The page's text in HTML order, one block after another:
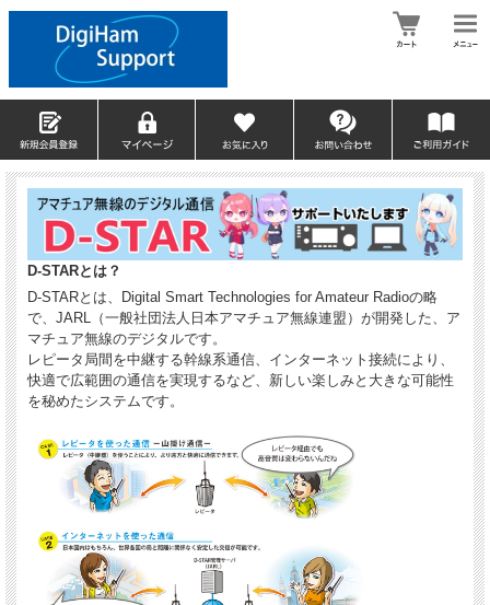
D-STARとは？
D-STARとは、Digital Smart Technologies for Amateur Radioの略
で、JARL（一般社団法人日本アマチュア無線連盟）が開発した、ア
マチュア無線のデジタルです。
レピータ局間を中継する幹線系通信、インターネット接続により、
快適で広範囲の通信を実現するなど、新しい楽しみと大きな可能性
を秘めたシステムです。